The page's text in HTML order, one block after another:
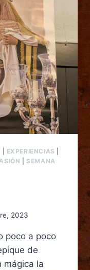
EXPERIENCIAS
SEMANA
2023
poco a poco
de
mágica la